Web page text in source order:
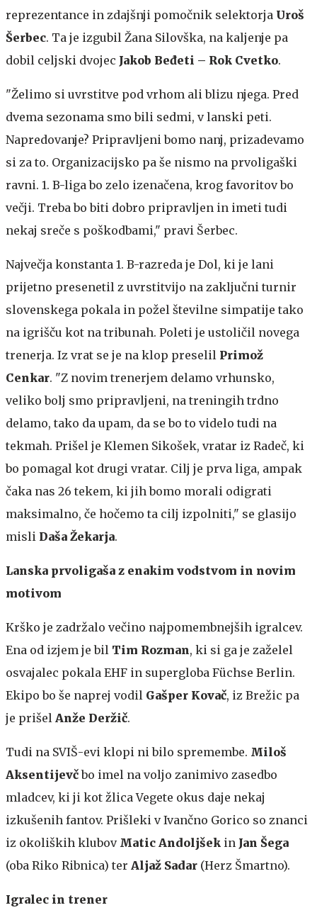
reprezentance in zdajšnji pomočnik selektorja Uroš
Šerbec. Ta je izgubil Žana Silovška, na kaljenje pa
dobil celjski dvojec Jakob Beđeti – Rok Cvetko.
"Želimo si uvrstitve pod vrhom ali blizu njega. Pred
dvema sezonama smo bili sedmi, v lanski peti.
Napredovanje? Pripravljeni bomo nanj, prizadevamo
si za to. Organizacijsko pa še nismo na prvoligaški
ravni. 1. B-liga bo zelo izenačena, krog favoritov bo
večji. Treba bo biti dobro pripravljen in imeti tudi
nekaj sreče s poškodbami," pravi Šerbec.
Največja konstanta 1. B-razreda je Dol, ki je lani
prijetno presenetil z uvrstitvijo na zaključni turnir
slovenskega pokala in požel številne simpatije tako
na igrišču kot na tribunah. Poleti je ustoličil novega
trenerja. Iz vrat se je na klop preselil Primož
Cenkar. "Z novim trenerjem delamo vrhunsko,
veliko bolj smo pripravljeni, na treningih trdno
delamo, tako da upam, da se bo to videlo tudi na
tekmah. Prišel je Klemen Sikošek, vratar iz Radeč, ki
bo pomagal kot drugi vratar. Cilj je prva liga, ampak
čaka nas 26 tekem, ki jih bomo morali odigrati
maksimalno, če hočemo ta cilj izpolniti," se glasijo
misli Daša Žekarja.
Lanska prvoligaša z enakim vodstvom in novim
motivom
Krško je zadržalo večino najpomembnejših igralcev.
Ena od izjem je bil Tim Rozman, ki si ga je zaželel
osvajalec pokala EHF in supergloba Füchse Berlin.
Ekipo bo še naprej vodil Gašper Kovač, iz Brežic pa
je prišel Anže Deržič.
Tudi na SVIŠ-evi klopi ni bilo spremembe. Miloš
Aksentijevčbo imel na voljo zanimivo zasedbo
mladcev, ki ji kot žlica Vegete okus daje nekaj
izkušenih fantov. Prišleki v Ivančno Gorico so znanci
iz okoliških klubov Matic Andoljšek in Jan Šega
(oba Riko Ribnica) ter Aljaž Sadar (Herz Šmartno).
Igralec in trener